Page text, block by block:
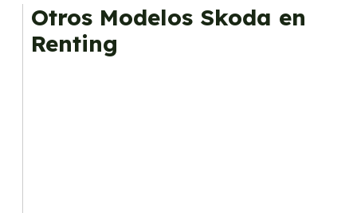
gusta cambiar de coche cada pocos años.
Otros Modelos Skoda en
Renting